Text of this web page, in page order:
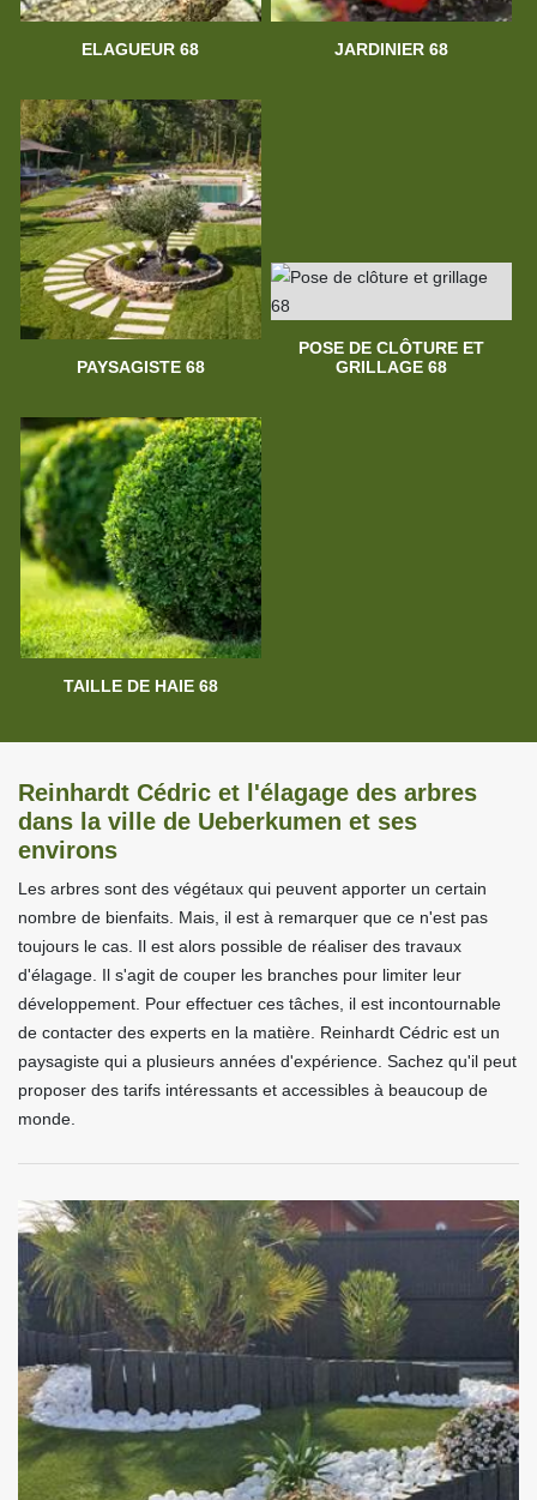
ELAGUEUR 68 JARDINIER 68
PAYSAGISTE 68
POSE DE CLÔTURE ET
GRILLAGE 68
TAILLE DE HAIE 68
Reinhardt Cédric et l'élagage des arbres
dans la ville de Ueberkumen et ses
environs
Les arbres sont des végétaux qui peuvent apporter un certain
nombre de bienfaits. Mais, il est à remarquer que ce n'est pas
toujours le cas. Il est alors possible de réaliser des travaux
d'élagage. Il s'agit de couper les branches pour limiter leur
développement. Pour effectuer ces tâches, il est incontournable
de contacter des experts en la matière. Reinhardt Cédric est un
paysagiste qui a plusieurs années d'expérience. Sachez qu'il peut
proposer des tarifs intéressants et accessibles à beaucoup de
monde.